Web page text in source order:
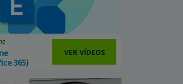
365)
VER VÍDEOS